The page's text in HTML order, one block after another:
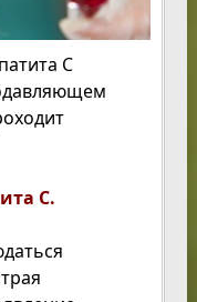
С
С.